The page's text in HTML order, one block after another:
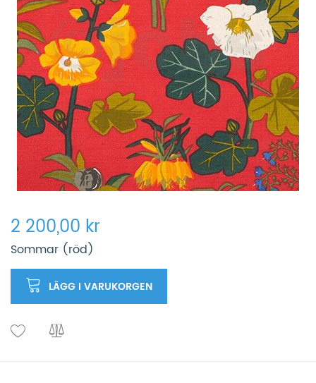
2 200,00 kr
Sommar (röd)
LÄGG I VARUKORGEN